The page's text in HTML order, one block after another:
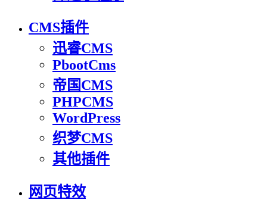
CMS插件
迅睿CMS
PbootCms
帝国CMS
PHPCMS
WordPress
织梦CMS
其他插件
网页特效